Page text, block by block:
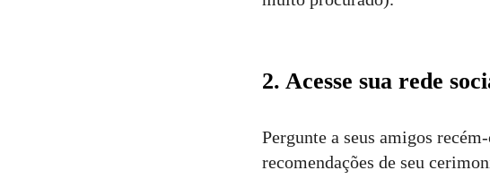
2. Acesse sua rede
Pergunte a seus amigos
recomendações de seu